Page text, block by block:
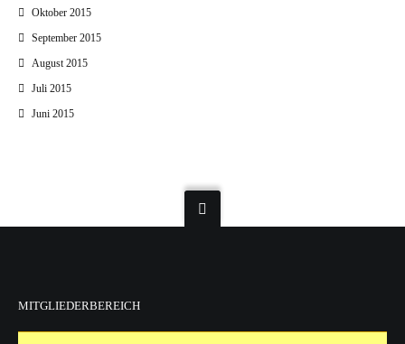
Oktober 2015
September 2015
August 2015
Juli 2015
Juni 2015
MITGLIEDERBEREICH